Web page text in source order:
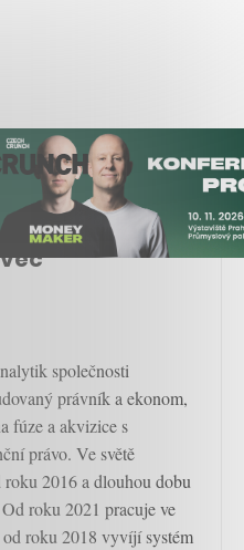
společnosti
právník a ekonom,
fúze a akvizice s
právo. Ve světě
2016 a dlouhou dobu
roku 2021 pracuje ve
roku 2018 vyvíjí systém